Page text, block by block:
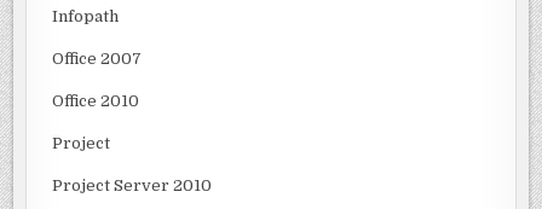
Infopath
Office 2007
Office 2010
Project
Project Server 2010